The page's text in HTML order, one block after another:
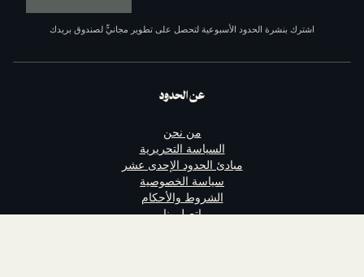
الحدود الأسبوعية لتحصل على تطوير مجانيٍّ لصندوق بريدك
مبادئ الحدود الإحدى عشر
اتصل بنا